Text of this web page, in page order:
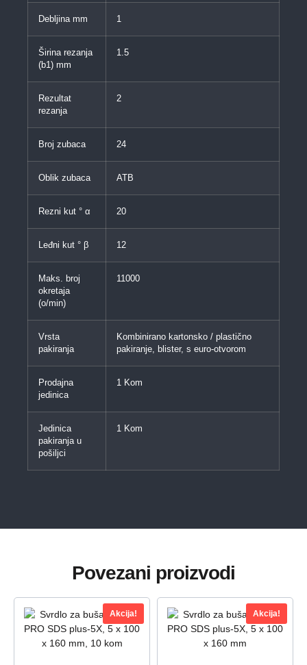
Debljina mm 1
Širina rezanja
(b1) mm
1.5
Rezultat
rezanja
2
Broj zubaca 24
Oblik zubaca ATB
Rezni kut ° α 20
Leđni kut ° β 12
Maks. broj
okretaja
(o/min)
11000
Vrsta
pakiranja
Kombinirano kartonsko / plastično
pakiranje, blister, s euro-otvorom
Prodajna
jedinica
1 Kom
Jedinica
pakiranja u
pošiljci
1 Kom
Povezani proizvodi
Akcija! Akcija!